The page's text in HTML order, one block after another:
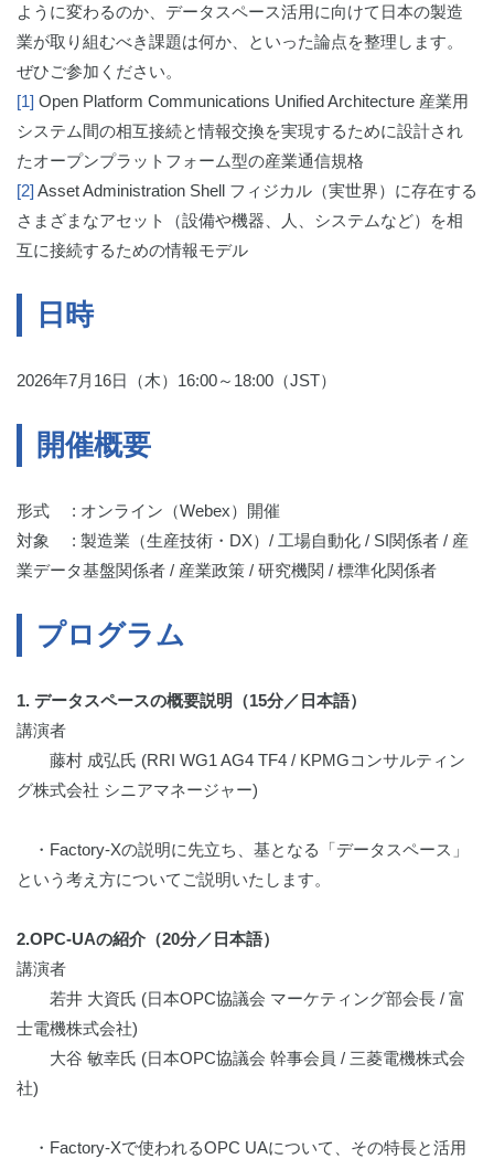
ように変わるのか、データスペース活用に向けて日本の製造
業が取り組むべき課題は何か、といった論点を整理します。
ぜひご参加ください。
[1] Open Platform Communications Unified Architecture 産業用
システム間の相互接続と情報交換を実現するために設計され
たオープンプラットフォーム型の産業通信規格
[2] Asset Administration Shell フィジカル（実世界）に存在する
さまざまなアセット（設備や機器、人、システムなど）を相
互に接続するための情報モデル
日時
2026年7月16日（木）16:00～18:00（JST）
開催概要
形式 : オンライン（Webex）開催
対象 : 製造業（生産技術・ DX）/ 工場自動化 / SI関係者 / 産
業データ基盤関係者 / 産業政策 / 研究機関 / 標準化関係者
プログラム
1. データスペースの概要説明（15分／日本語）
講演者
藤村 成弘氏 (RRI WG1 AG4 TF4 / KPMGコンサルティン
グ株式会社 シニアマネージャー)
・Factory-Xの説明に先立ち、基となる「データスペース」
という考え方についてご説明いたします。
2.OPC-UAの紹介（20分／日本語）
講演者
若井 大資氏 (日本OPC協議会 マーケティング部会長 / 富
士電機株式会社)
大谷 敏幸氏 (日本OPC協議会 幹事会員 / 三菱電機株式会
社)
・Factory-Xで使われるOPC UAについて、その特長と活用